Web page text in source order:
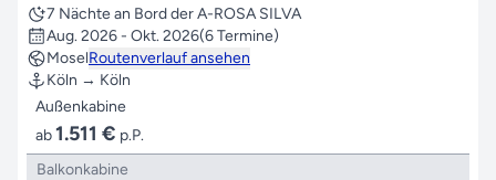
7 Nächte an Bord der A-ROSA SILVA
Aug. 2026 - Okt. 2026(6 Termine)
MoselRoutenverlauf ansehen
Köln → Köln
Außenkabine
ab1.511 € p.P.
Balkonkabine